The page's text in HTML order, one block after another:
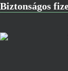
Biztonságos